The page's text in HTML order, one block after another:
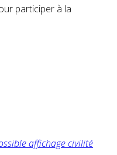
participer à la
affichage civilité